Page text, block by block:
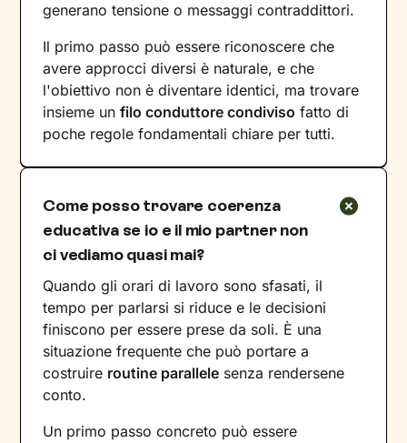
generano tensione o messaggi contraddittori.
Il primo passo può essere riconoscere che
avere approcci diversi è naturale, e che
l'obiettivo non è diventare identici, ma trovare
insieme unfilo conduttore condiviso fatto di
poche regole fondamentali chiare per tutti.
Come posso trovare coerenza
educativa se io e il mio partner non
ci vediamo quasi mai?
Quando gli orari di lavoro sono sfasati, il
tempo per parlarsi si riduce e le decisioni
finiscono per essere prese da soli. È una
situazione frequente che può portare a
costruire routine parallele senza rendersene
conto.
Un primo passo concreto può essere